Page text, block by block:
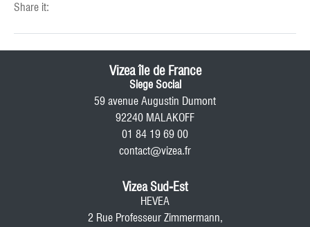
Share it:
Vizea île de France
Siege Social
59 avenue Augustin Dumont
92240 MALAKOFF
01 84 19 69 00
contact@vizea.fr
Vizea Sud-Est
HEVEA
2 Rue Professeur Zimmermann,